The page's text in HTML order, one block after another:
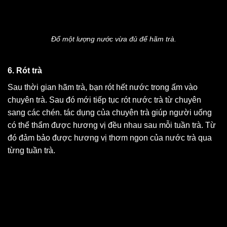
Đổ một lượng nước vừa đủ để hãm trà.
6. Rót trà
Sau thời gian hãm trà, bạn rót hết nước trong ấm vào
chuyên trà. Sau đó mới tiếp tục rót nước trà từ chuyên
sang các chén. tác dụng của chuyên trà giúp người uống
có thể thẩm được hương vị đều nhau sau mỗi tuần trà. Từ
đó đảm bảo được hương vị thơm ngon của nước trà qua
từng tuần trà.